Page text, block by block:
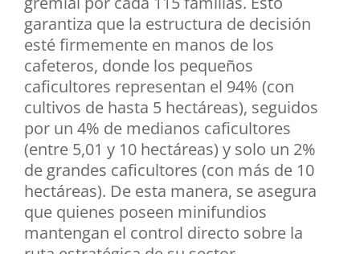
garantiza que la estructura de decisión
esté firmemente en manos de los
cafeteros, donde los pequeños
caficultores representan el 94% (con
cultivos de hasta 5 hectáreas), seguidos
por un 4% de medianos caficultores
(entre 5,01 y 10 hectáreas) y solo un 2%
de grandes caficultores (con más de 10
hectáreas). De esta manera, se asegura
que quienes poseen minifundios
mantengan el control directo sobre la